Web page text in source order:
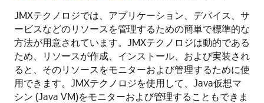
JMXテクノロジでは、アプリケーション、デバイス、サ
ービスなどのリソースを管理するための簡単で標準的な
方法が用意されています。JMXテクノロジは動的である
ため、リソースが作成、インストール、および実装され
ると、そのリソースをモニターおよび管理するために使
用できます。JMXテクノロジを使用して、Java仮想マ
シン (Java VM)をモニターおよび管理することもできま